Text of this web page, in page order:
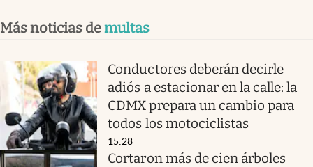
Más noticias demultas
Conductores deberán decirle
adiós a estacionar en la calle: la
CDMX prepara un cambio para
todos los motociclistas
15:28
Cortaron más de cien árboles